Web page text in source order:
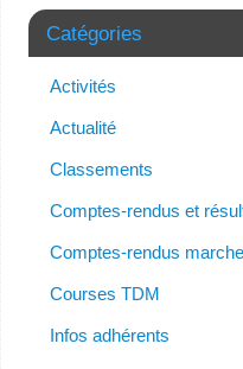
Catégories
Activités
Actualité
Classements
Comptes-rendus et
Comptes-rendus
Courses TDM
Infos adhérents